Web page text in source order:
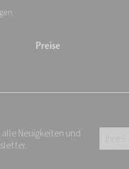
Preise
Neuigkeiten und
E-